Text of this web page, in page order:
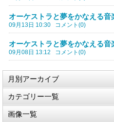
オーケストラと夢をかなえる
09月13日 10:30 コメント(0)
オーケストラと夢をかなえる
09月08日 13:12 コメント(0)
月別アーカイブ
カテゴリー一覧
画像一覧